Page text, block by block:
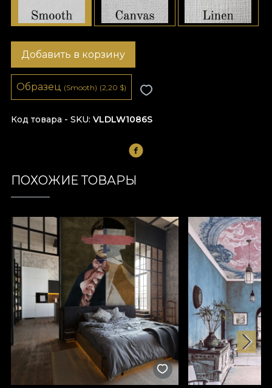
Код товара - SKU VLDLW1086S
Добавить в корзину
Образец (Smooth) (2,20 $)
ПОХОЖИЕ ТОВАРЫ